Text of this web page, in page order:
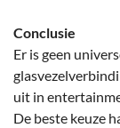
Conclusie
Er is geen
uit in
De beste keuze